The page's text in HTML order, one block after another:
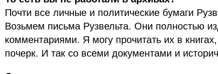
Почти все личные и политические бумаги
Возьмем письма Рузвельта. Они полностью
комментариями. Я могу прочитать их в
почерк. И так со всеми документами и